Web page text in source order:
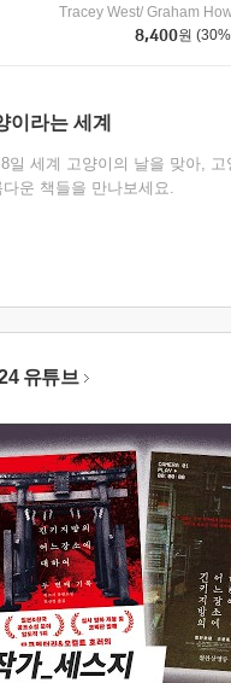
Tracey West/ Graham
8,400원 (30%
이라는 세계
일 세계 고양이의 날을 맞아, 고
다운 책들을 만나보세요.
유튜브